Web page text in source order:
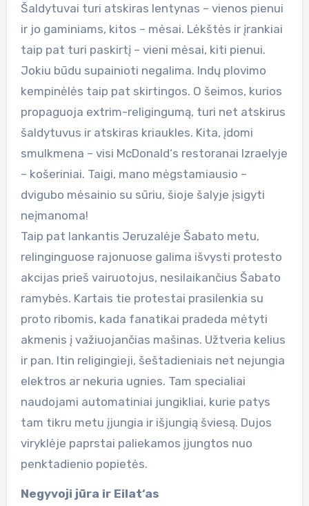
Šaldytuvai turi atskiras lentynas – vienos pienui
ir jo gaminiams, kitos – mėsai. Lėkštės ir įrankiai
taip pat turi paskirtį – vieni mėsai, kiti pienui.
Jokiu būdu supainioti negalima. Indų plovimo
kempinėlės taip pat skirtingos. O šeimos, kurios
propaguoja extrim-religingumą, turi net atskirus
šaldytuvus ir atskiras kriaukles. Kita, įdomi
smulkmena – visi McDonald‘s restoranai Izraelyje
– košeriniai. Taigi, mano mėgstamiausio –
dvigubo mėsainio su sūriu, šioje šalyje įsigyti
neįmanoma!
Taip pat lankantis Jeruzalėje Šabato metu,
relinginguose rajonuose galima išvysti protesto
akcijas prieš vairuotojus, nesilaikančius Šabato
ramybės. Kartais tie protestai prasilenkia su
proto ribomis, kada fanatikai pradeda mėtyti
akmenis į važiuojančias mašinas. Užtveria kelius
ir pan. Itin religingieji, šeštadieniais net nejungia
elektros ar nekuria ugnies. Tam specialiai
naudojami automatiniai jungikliai, kurie patys
tam tikru metu įjungia ir išjungią šviesą. Dujos
viryklėje paprstai paliekamos įjungtos nuo
penktadienio popietės.
Negyvoji jūra ir Eilat‘as